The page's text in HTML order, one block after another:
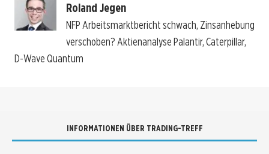
Roland Jegen
NFP Arbeitsmarktbericht schwach, Zinsanhebung
verschoben? Aktienanalyse Palantir, Caterpillar,
D-Wave Quantum
INFORMATIONEN ÜBER TRADING-TREFF